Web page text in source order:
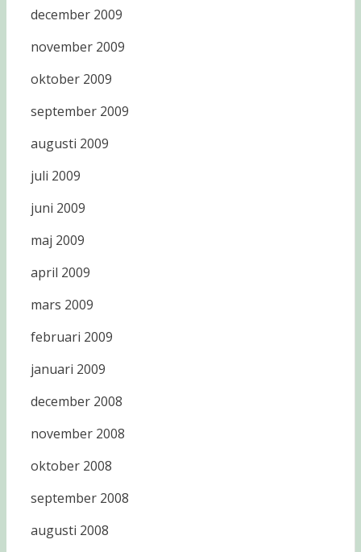
december 2009
november 2009
oktober 2009
september 2009
augusti 2009
juli 2009
juni 2009
maj 2009
april 2009
mars 2009
februari 2009
januari 2009
december 2008
november 2008
oktober 2008
september 2008
augusti 2008